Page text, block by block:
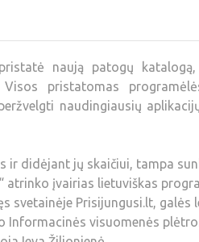
naują patogų
Visos pristatomas
naudingiausių
ir didėjant jų skaičiui, tampa
atrinko įvairias lietuviškas
svetainėje Prisijungusi.lt, galės
Informacinės visuomenės